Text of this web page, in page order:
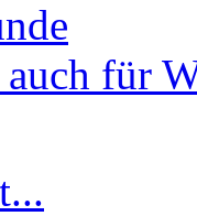
für